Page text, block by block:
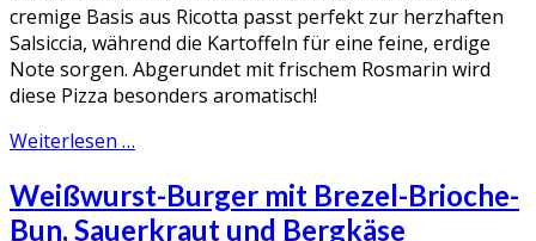
cremige Basis aus Ricotta passt perfekt zur herzhaften
Salsiccia, während die Kartoffeln für eine feine, erdige
Note sorgen. Abgerundet mit frischem Rosmarin wird
diese Pizza besonders aromatisch!
Weiterlesen …
Weißwurst-Burger mit Brezel-Brioche-
Bun, Sauerkraut und Bergkäse